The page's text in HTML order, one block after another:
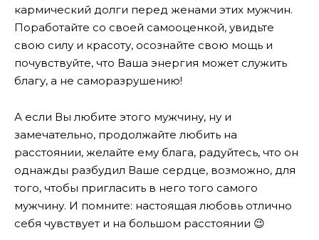
кармический долги перед женами этих мужчин.
Поработайте со своей самооценкой, увидьте
свою силу и красоту, осознайте свою мощь и
почувствуйте, что Ваша энергия может служить
благу, а не саморазрушению!
А если Вы любите этого мужчину, ну и
замечательно, продолжайте любить на
расстоянии, желайте ему блага, радуйтесь, что он
однажды разбудил Ваше сердце, возможно, для
того, чтобы пригласить в него того самого
мужчину. И помните: настоящая любовь отлично
себя чувствует и на большом расстоянии 😉